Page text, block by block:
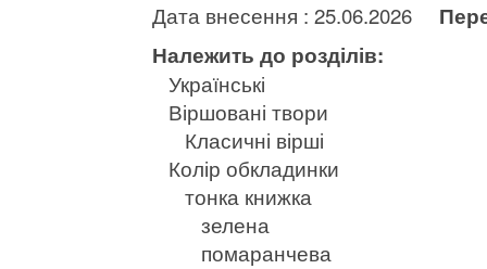
Дата внесення : 25.06.2026
Належить до розділів:
Українські
Віршовані твори
Класичні вірші
Колір обкладинки
тонка книжка
зелена
помаранчева